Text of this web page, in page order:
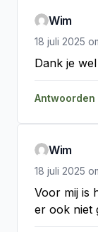
Wim
18 juli 2025
Dank je wel
Antwoorden
Wim
18 juli 2025
Voor mij is
er ook niet